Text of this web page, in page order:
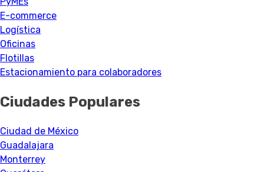
E-commerce
Logística
Oficinas
Flotillas
Estacionamiento para colaboradores
Ciudades Populares
Ciudad de México
Guadalajara
Monterrey